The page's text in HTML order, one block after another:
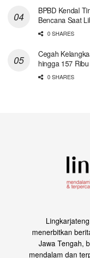
BPBD Kendal
Bencana Saat
0 SHARES
Cegah
hingga 157
0 SHARES
menerbitkan
Jawa Tengah,
mendalam dan